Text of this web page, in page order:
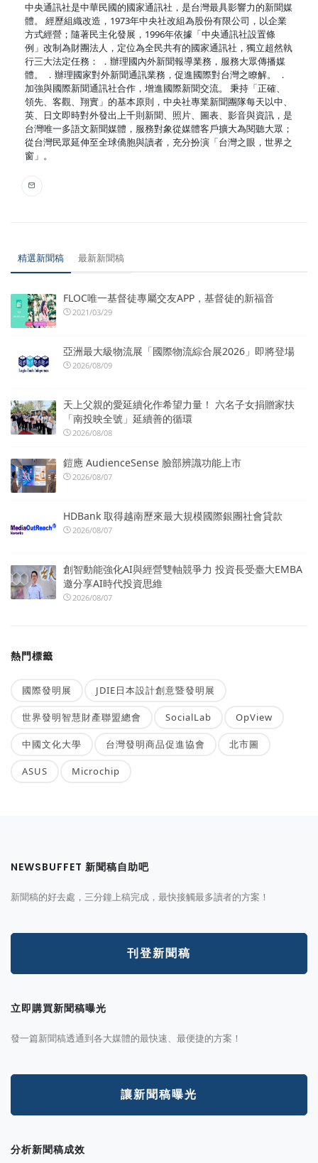
中央通訊社是中華民國的國家通訊社，是台灣最具影響力的新聞媒
體。 經歷組織改造，1973年中央社改組為股份有限公司，以企業
方式經營；隨著民主化發展，1996年依據「中央通訊社設置條
例」改制為財團法人，定位為全民共有的國家通訊社，獨立超然執
行三大法定任務： ．辦理國內外新聞報導業務，服務大眾傳播媒
體。 ．辦理國家對外新聞通訊業務，促進國際對台灣之瞭解。 ．
加強與國際新聞通訊社合作，增進國際新聞交流。 秉持「正確、
領先、客觀、翔實」的基本原則，中央社專業新聞團隊每天以中、
英、日文即時對外發出上千則新聞、照片、圖表、影音與資訊，是
台灣唯一多語文新聞媒體，服務對象從媒體客戶擴大為閱聽大眾；
從台灣民眾延伸至全球僑胞與讀者，充分扮演「台灣之眼，世界之
窗」。
精選新聞稿 最新新聞稿
FLOC唯一基督徒專屬交友APP，基督徒的新福音
2021/03/29
亞洲最大級物流展「國際物流綜合展2026」即將登場
2026/08/09
天上父親的愛延續化作希望力量！ 六名子女捐贈家扶
「南投映全號」延續善的循環
2026/08/08
鎧應 AudienceSense 臉部辨識功能上市
2026/08/07
HDBank 取得越南歷來最大規模國際銀團社會貸款
2026/08/07
創智動能強化AI與經營雙軸競爭力 投資長受臺大EMBA
邀分享AI時代投資思維
2026/08/07
熱門標籤
國際發明展 JDIE日本設計創意暨發明展
世界發明智慧財產聯盟總會 SocialLab OpView
中國文化大學 台灣發明商品促進協會 北市圖
ASUS Microchip
NEWSBUFFET 新聞稿自助吧
新聞稿的好去處，三分鐘上稿完成，最快接觸最多讀者的方案！
刊登新聞稿
立即購買新聞稿曝光
發一篇新聞稿透通到各大媒體的最快速、最便捷的方案！
讓新聞稿曝光
分析新聞稿成效